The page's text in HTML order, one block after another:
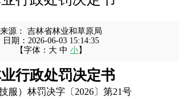
来源：
吉林省林业和草原局
日期： 2026-06-03 15:14:35
【字体： 大 中 小】
行政处罚决定书
服）林罚决字〔2026〕 第21号